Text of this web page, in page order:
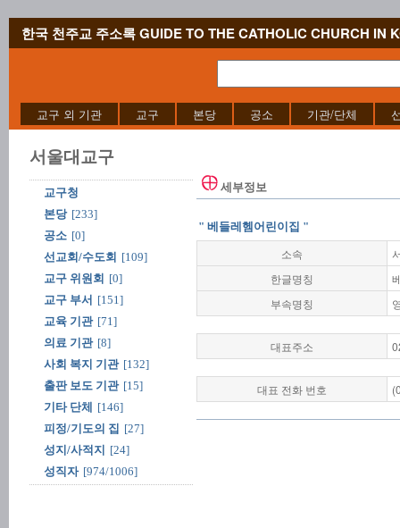
한국 천주교 주소록 GUIDE TO THE CATHOLIC CHURCH IN
교구 외 기관 교구 본당 공소 기관/단체
서울대교구
교구청
본당 [233]
공소 [0]
선교회/수도회 [109]
교구 위원회 [0]
교구 부서 [151]
교육 기관 [71]
의료 기관 [8]
사회 복지 기관 [132]
출판 보도 기관 [15]
기타 단체
[146]
피정/기도의 집 [27]
성지/사적지
[24]
성직자 [974/1006]
세부정보
" 베들레헴어린이집 "
소속
한글명칭
부속명칭
대표주소
대표 전화 번호